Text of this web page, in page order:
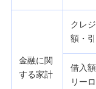
高を減らす方
金融に関
する家計
クレ
額・
借入
リー